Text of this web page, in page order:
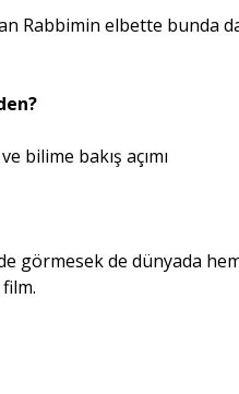
Rabbimin elbette bunda
bilime bakış açımı
görmesek de dünyada